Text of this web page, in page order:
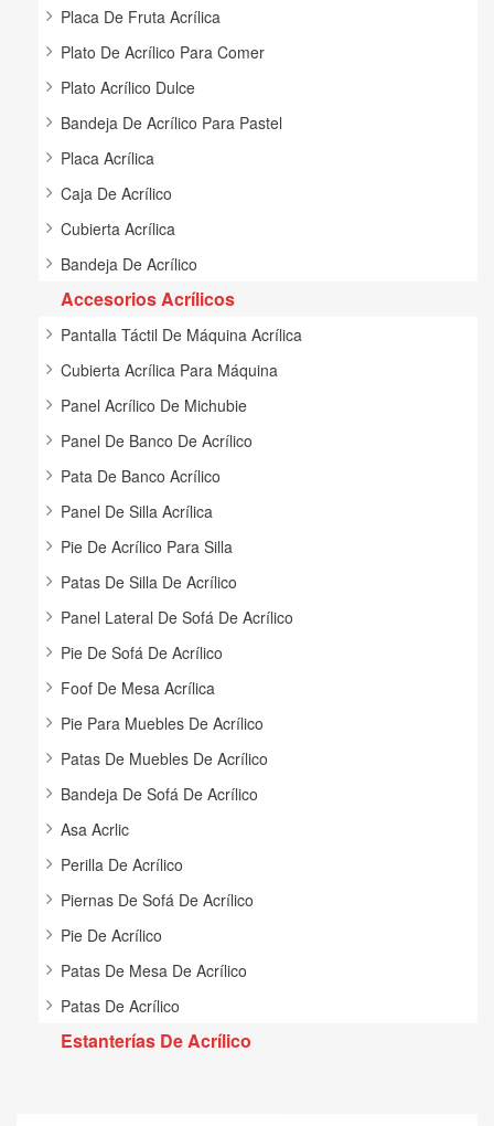
Placa De Fruta Acrílica
Plato De Acrílico Para Comer
Plato Acrílico Dulce
Bandeja De Acrílico Para Pastel
Placa Acrílica
Caja De Acrílico
Cubierta Acrílica
Bandeja De Acrílico
Accesorios Acrílicos
Pantalla Táctil De Máquina Acrílica
Cubierta Acrílica Para Máquina
Panel Acrílico De Michubie
Panel De Banco De Acrílico
Pata De Banco Acrílico
Panel De Silla Acrílica
Pie De Acrílico Para Silla
Patas De Silla De Acrílico
Panel Lateral De Sofá De Acrílico
Pie De Sofá De Acrílico
Foof De Mesa Acrílica
Pie Para Muebles De Acrílico
Patas De Muebles De Acrílico
Bandeja De Sofá De Acrílico
Asa Acrlic
Perilla De Acrílico
Piernas De Sofá De Acrílico
Pie De Acrílico
Patas De Mesa De Acrílico
Patas De Acrílico
Estanterías De Acrílico